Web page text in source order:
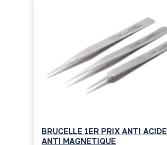
BRUCELLE 1ER PRIX ANTI ACIDE
ANTI MAGNETIQUE